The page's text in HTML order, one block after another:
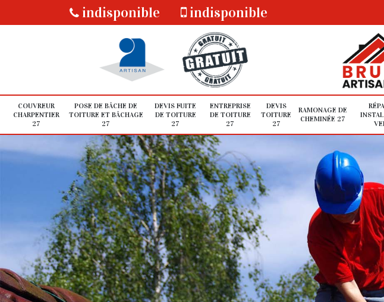
indisponible indisponible
COUVREUR
CHARPENTIER
27
POSE DE BÂCHE DE
TOITURE ET BÂCHAGE
27
DEVIS FUITE
DE TOITURE
27
ENTREPRISE
DE TOITURE
27
DEVIS
TOITURE
27
RAMONAGE DE
CHEMINÉE 27